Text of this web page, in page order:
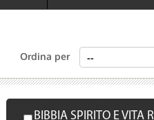
Ordina per
BIBBIA SPIRITO E VITA